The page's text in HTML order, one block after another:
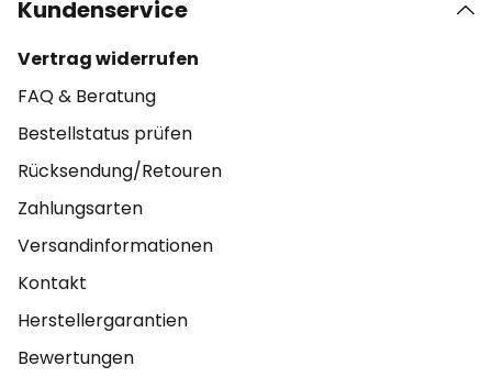
Kundenservice
Vertrag widerrufen
FAQ & Beratung
Bestellstatus prüfen
Rücksendung/Retouren
Zahlungsarten
Versandinformationen
Kontakt
Herstellergarantien
Bewertungen